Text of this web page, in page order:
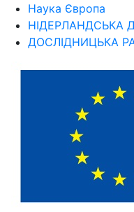
Наука Європа
НІДЕРЛАНДСЬКА
ДОСЛІДНИЦЬКА